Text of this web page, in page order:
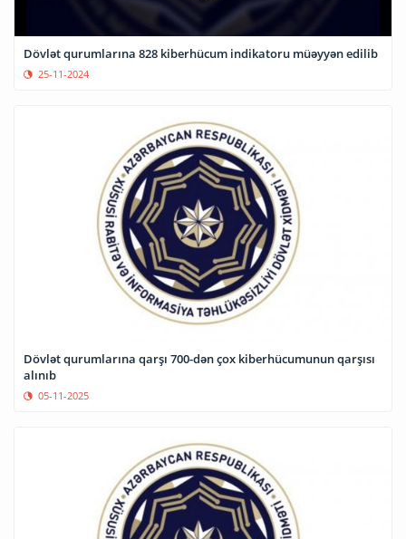
Dövlət qurumlarına 828 kiberhücum indikatoru müəyyən edilib
25-11-2024
Dövlət qurumlarına qarşı 700-dən çox kiberhücumunun qarşısı
alınıb
05-11-2025